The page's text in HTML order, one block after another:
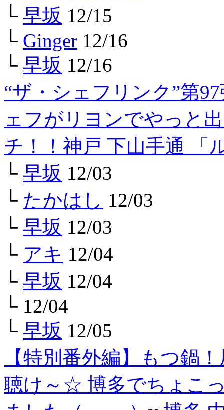
└ 早坂 12/15
└ Ginger 12/16
└ 早坂 12/16
“ザ・シェフリンク”第
ェフがリヨンでやっと
チ！！神戸 下山手通 「
└ 早坂 12/03
└ たかはし 12/03
└ 早坂 12/03
└ アキ 12/04
└ 早坂 12/04
└ 12/04
└ 早坂 12/05
【特別番外編】もつ鍋
聴け～☆ 博多でちょこ